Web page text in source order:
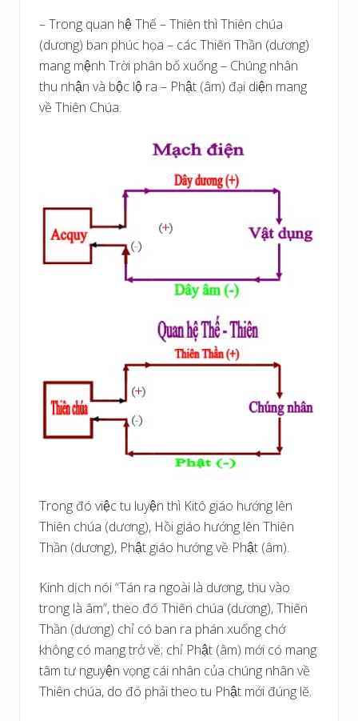
– Trong quan hệ Thế – Thiên thì Thiên chúa
(dương) ban phúc họa – các Thiên Thần (dương)
mang mệnh Trời phân bố xuống – Chúng nhân
thu nhận và bộc lộ ra – Phật (âm) đại diện mang
về Thiên Chúa.
Trong đó việc tu luyện thì Kitô giáo hướng lên
Thiên chúa (dương), Hồi giáo hướng lên Thiên
Thần (dương), Phật giáo hướng về Phật (âm).
Kinh dịch nói “Tán ra ngoài là dương, thu vào
trong là âm”, theo đó Thiên chúa (dương), Thiên
Thần (dương) chỉ có ban ra phán xuống chớ
không có mang trở về; chỉ Phật (âm) mới có mang
tâm tư nguyện vọng cái nhân của chúng nhân về
Thiên chúa, do đó phải theo tu Phật mới đúng lẽ.